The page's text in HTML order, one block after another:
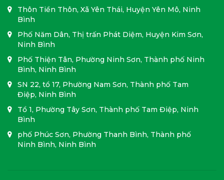
Thôn Tiền Thôn, Xã Yên Thái, Huyện Yên Mô, Ninh
Bình
Phố Năm Dân, Thị trấn Phát Diệm, Huyện Kim Sơn,
Ninh Bình
Phố Thiện Tân, Phường Ninh Sơn, Thành phố Ninh
Bình, Ninh Bình
SN 22, tổ 17, Phường Nam Sơn, Thành phố Tam
Điệp, Ninh Bình
Tổ 1, Phường Tây Sơn, Thành phố Tam Điệp, Ninh
Bình
phố Phúc Sơn, Phường Thanh Bình, Thành phố
Ninh Bình, Ninh Bình